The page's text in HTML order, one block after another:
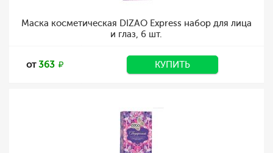
Маска косметическая DIZAO Express набор для лица
и глаз, 6 шт.
от363 КУПИТЬ